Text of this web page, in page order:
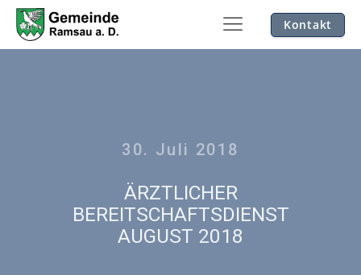
Kontakt
30. Juli 2018
ÄRZTLICHER
BEREITSCHAFTSDIENST
AUGUST 2018